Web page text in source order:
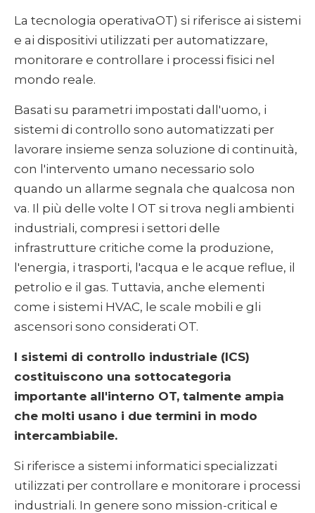
La tecnologia operativaOT) si riferisce ai sistemi
e ai dispositivi utilizzati per automatizzare,
monitorare e controllare i processi fisici nel
mondo reale.
Basati su parametri impostati dall'uomo, i
sistemi di controllo sono automatizzati per
lavorare insieme senza soluzione di continuità,
con l'intervento umano necessario solo
quando un allarme segnala che qualcosa non
va. Il più delle volte l OT si trova negli ambienti
industriali, compresi i settori delle
infrastrutture critiche come la produzione,
l'energia, i trasporti, l'acqua e le acque reflue, il
petrolio e il gas. Tuttavia, anche elementi
come i sistemi HVAC, le scale mobili e gli
ascensori sono considerati OT.
I sistemi di controllo industriale (ICS)
costituiscono una sottocategoria
importante all'interno OT, talmente ampia
che molti usano i due termini in modo
intercambiabile.
Si riferisce a sistemi informatici specializzati
utilizzati per controllare e monitorare i processi
industriali. In genere sono mission-critical e